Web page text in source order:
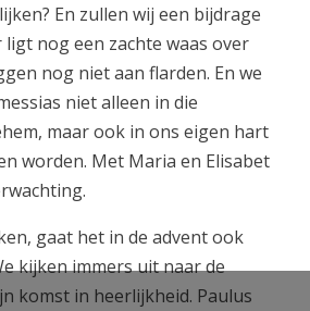
En zullen wij een bijdrage
ligt nog een zachte waas over
nog niet aan flarden. En we
niet alleen in die
maar ook in ons eigen hart
worden. Met Maria en Elisabet
gaat het in de advent ook
kijken immers uit naar de
komst in heerlijkheid. Paulus